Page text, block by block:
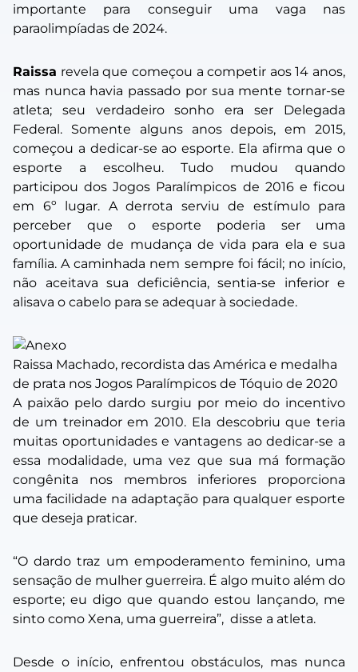
importante para conseguir uma vaga nas
paraolimpíadas de 2024.
Raissa revela que começou a competir aos 14 anos,
mas nunca havia passado por sua mente tornar-se
atleta; seu verdadeiro sonho era ser Delegada
Federal. Somente alguns anos depois, em 2015,
começou a dedicar-se ao esporte. Ela afirma que o
esporte a escolheu. Tudo mudou quando
participou dos Jogos Paralímpicos de 2016 e ficou
em 6º lugar. A derrota serviu de estímulo para
perceber que o esporte poderia ser uma
oportunidade de mudança de vida para ela e sua
família. A caminhada nem sempre foi fácil; no início,
não aceitava sua deficiência, sentia-se inferior e
alisava o cabelo para se adequar à sociedade.
Raissa Machado, recordista das América e medalha
de prata nos Jogos Paralímpicos de Tóquio de 2020
A paixão pelo dardo surgiu por meio do incentivo
de um treinador em 2010. Ela descobriu que teria
muitas oportunidades e vantagens ao dedicar-se a
essa modalidade, uma vez que sua má formação
congênita nos membros inferiores proporciona
uma facilidade na adaptação para qualquer esporte
que deseja praticar.
“O dardo traz um empoderamento feminino, uma
sensação de mulher guerreira. É algo muito além do
esporte; eu digo que quando estou lançando, me
sinto como Xena, uma guerreira”, disse a atleta.
Desde o início, enfrentou obstáculos, mas nunca